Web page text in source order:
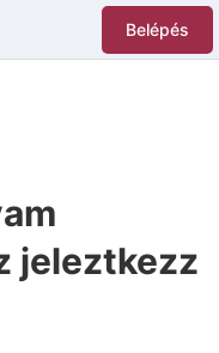
Belépés
jeleztkezz